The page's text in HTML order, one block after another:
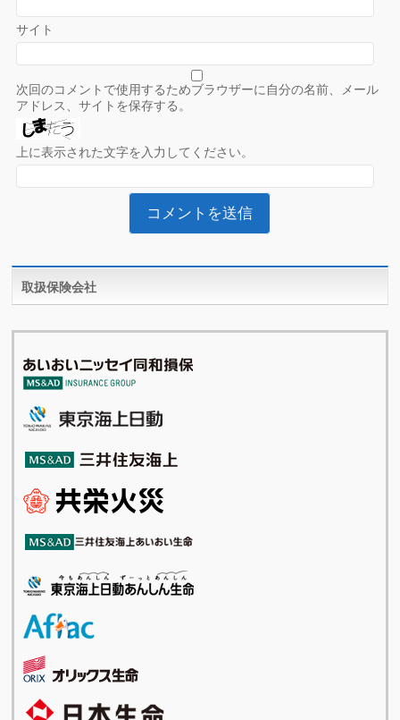
サイト
次回のコメントで使用するためブラウザーに自分の名前、メール
アドレス、サイトを保存する。
上に表示された文字を入力してください。
取扱保険会社